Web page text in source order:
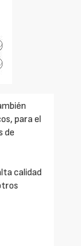
para el
de
calidad